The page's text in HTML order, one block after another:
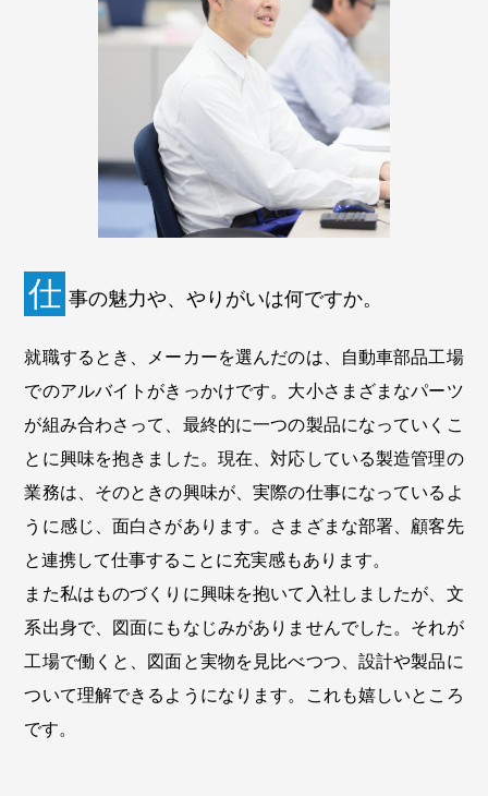
仕 事の魅力や、やりがいは何ですか。
就職するとき、メーカーを選んだのは、自動車部品工場
でのアルバイトがきっかけです。大小さまざまなパーツ
が組み合わさって、最終的に一つの製品になっていくこ
とに興味を抱きました。現在、対応している製造管理の
業務は、そのときの興味が、実際の仕事になっているよ
うに感じ、面白さがあります。さまざまな部署、顧客先
と連携して仕事することに充実感もあります。
また私はものづくりに興味を抱いて入社しましたが、文
系出身で、図面にもなじみがありませんでした。それが
工場で働くと、図面と実物を見比べつつ、設計や製品に
ついて理解できるようになります。これも嬉しいところ
です。